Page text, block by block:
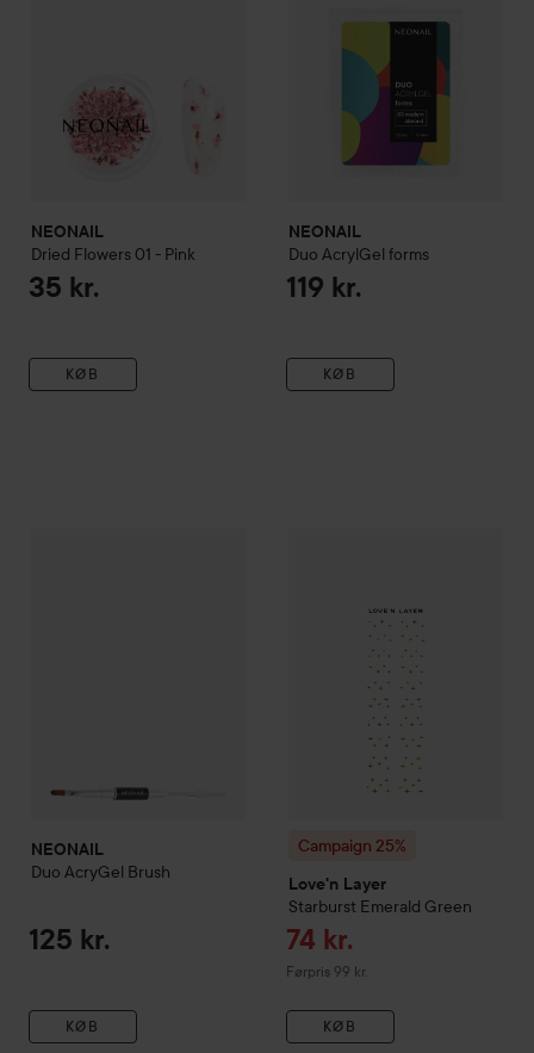
NEONAIL
Dried Flowers 01 - Pink
35 kr.
KØB
NEONAIL
Duo AcrylGel forms
119 kr.
KØB
NEONAIL
Duo AcryGel Brush
125 kr.
KØB
Campaign 25%
Love'n Layer
Starburst Emerald Green
Tilbudspris
74 kr.
Førpris 99 kr.
Ordinarie pris 99 kr.
KØB